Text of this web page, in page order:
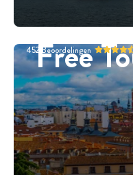
Free
452 Beoordelingen